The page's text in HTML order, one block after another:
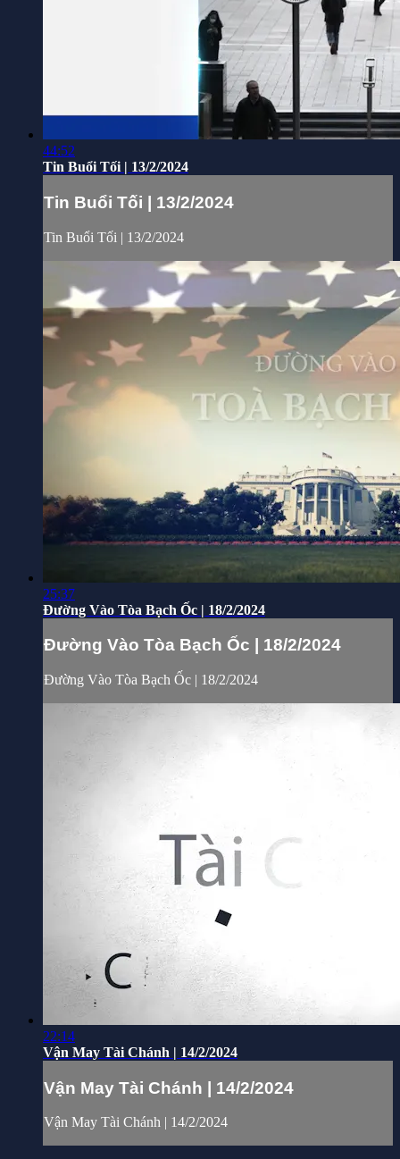
44:52
Tin Buổi Tối | 13/2/2024
Tin Buổi Tối | 13/2/2024
Tin Buổi Tối | 13/2/2024
25:37
Đường Vào Tòa Bạch Ốc | 18/2/2024
Đường Vào Tòa Bạch Ốc | 18/2/2024
Đường Vào Tòa Bạch Ốc | 18/2/2024
22:14
Vận May Tài Chánh | 14/2/2024
Vận May Tài Chánh | 14/2/2024
Vận May Tài Chánh | 14/2/2024